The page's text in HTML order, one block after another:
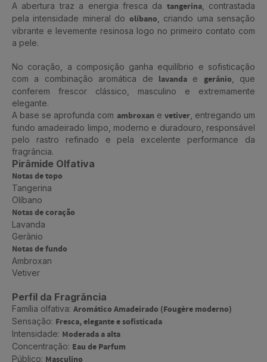
A abertura traz a energia fresca da tangerina, contrastada
pela intensidade mineral do olíbano, criando uma sensação
vibrante e levemente resinosa logo no primeiro contato com
a pele.
No coração, a composição ganha equilíbrio e sofisticação
com a combinação aromática de lavandae gerânio, que
conferem frescor clássico, masculino e extremamente
elegante.
A base se aprofunda com ambroxan e vetiver, entregando um
fundo amadeirado limpo, moderno e duradouro, responsável
pelo rastro refinado e pela excelente performance da
fragrância.
Pirâmide Olfativa
Notas de topo
Tangerina
Olíbano
Notas de coração
Lavanda
Gerânio
Notas de fundo
Ambroxan
Vetiver
Perfil da Fragrância
Família olfativa: Aromático Amadeirado (Fougère moderno)
Sensação: Fresca, elegante e sofisticada
Intensidade: Moderada a alta
Concentração: Eau de Parfum
Público: